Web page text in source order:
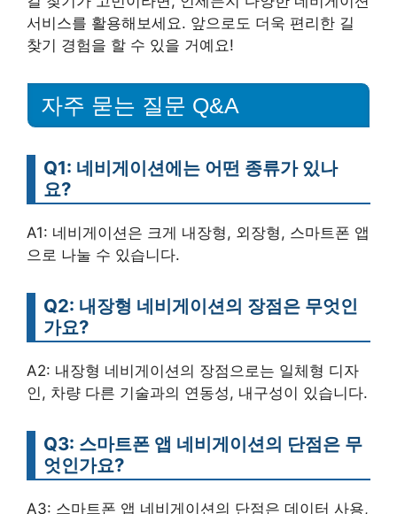
서비스를 활용해보세요. 앞으로도 더욱 편리한 길
찾기 경험을 할 수 있을 거예요!
자주 묻는 질문 Q&A
Q1: 네비게이션에는 어떤 종류가 있나
요?
A1: 네비게이션은 크게 내장형, 외장형, 스마트폰 앱
으로 나눌 수 있습니다.
Q2: 내장형 네비게이션의 장점은 무엇인
가요?
A2: 내장형 네비게이션의 장점으로는 일체형 디자
인, 차량 다른 기술과의 연동성, 내구성이 있습니다.
Q3: 스마트폰 앱 네비게이션의 단점은 무
엇인가요?
A3: 스마트폰 앱 네비게이션의 단점은 데이터 사용,